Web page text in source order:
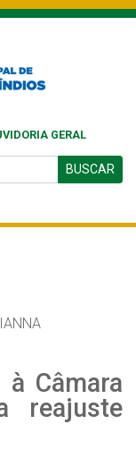
GERAL
BUSCAR
Câmara
reajuste